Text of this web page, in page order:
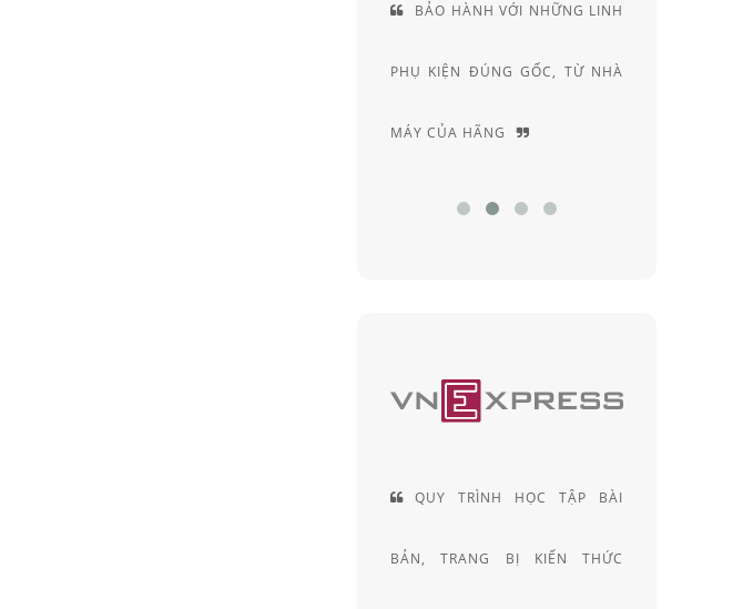
BẢO HÀNH VỚI NHỮNG LINH
PHỤ KIỆN ĐÚNG GỐC, TỪ NHÀ
MÁY CỦA HÃNG
QUY TRÌNH HỌC TẬP BÀI
BẢN, TRANG BỊ KIẾN THỨC